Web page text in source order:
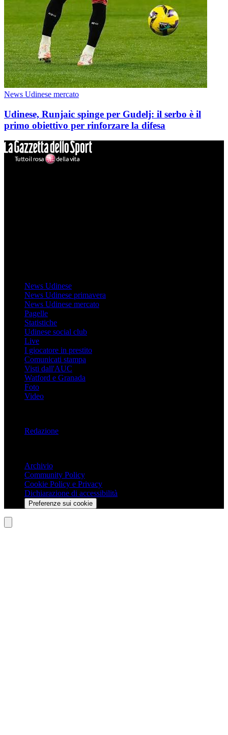
News Udinese mercato
Udinese, Runjaic spinge per Gudelj: il serbo è il
primo obiettivo per rinforzare la difesa
News Udinese
News Udinese primavera
News Udinese mercato
Pagelle
Statistiche
Udinese social club
Live
I giocatore in prestito
Comunicati stampa
Visti dall'AUC
Watford e Granada
Foto
Video
Redazione
Archivio
Community Policy
Cookie Policy e Privacy
Dichiarazione di accessibilità
Preferenze sui cookie